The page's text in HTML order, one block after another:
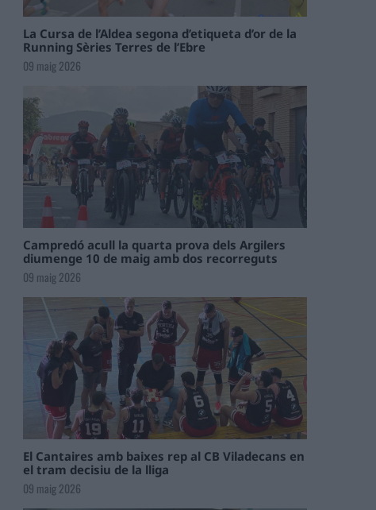
La Cursa de l’Aldea segona d’etiqueta d’or de la
Running Sèries Terres de l’Ebre
09 maig 2026
Campredó acull la quarta prova dels Argilers
diumenge 10 de maig amb dos recorreguts
09 maig 2026
El Cantaires amb baixes rep al CB Viladecans en
el tram decisiu de la lliga
09 maig 2026